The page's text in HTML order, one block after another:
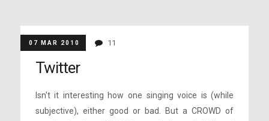
07 MAR 2010 11
Twitter
Isn't it interesting how one singing voice is (while
subjective), either good or bad. But a CROWD of